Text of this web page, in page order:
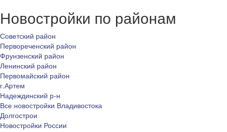
Новостройки по районам
Советский район
Первореченский район
Фрунзенский район
Ленинский район
Первомайский район
г.Артем
Надеждинский р-н
Все новостройки Владивостока
Долгострои
Новостройки России